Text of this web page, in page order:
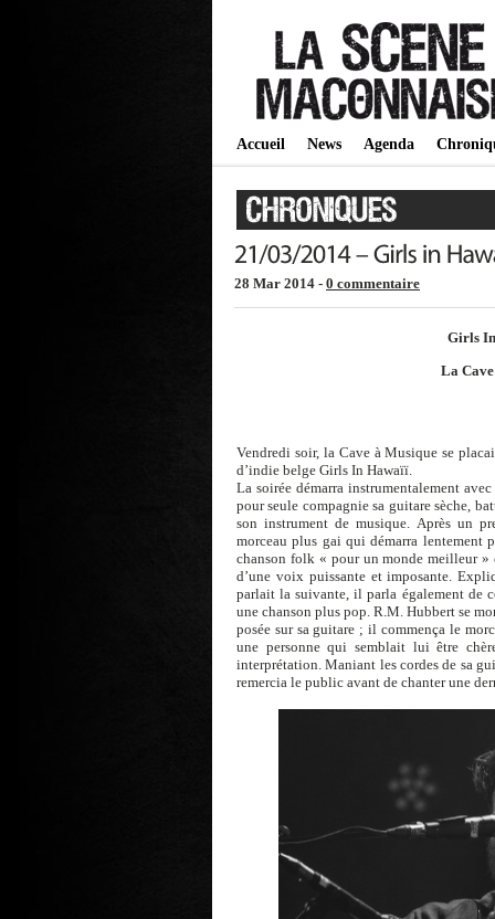
Accueil News Agenda
28 Mar 2014 - 0 commentaire
Girls
La
Vendredi soir, la Cave à Musique se
d’indie belge Girls In Hawaïï.
La soirée démarra instrumentalement
pour seule compagnie sa guitare sèche,
son instrument de musique. Après un
morceau plus gai qui démarra lentement
chanson folk « pour un monde meilleur »
d’une voix puissante et imposante.
parlait la suivante, il parla également de
une chanson plus pop. R.M. Hubbert se
posée sur sa guitare ; il commença le
une personne qui semblait lui être
interprétation. Maniant les cordes de sa
remercia le public avant de chanter une